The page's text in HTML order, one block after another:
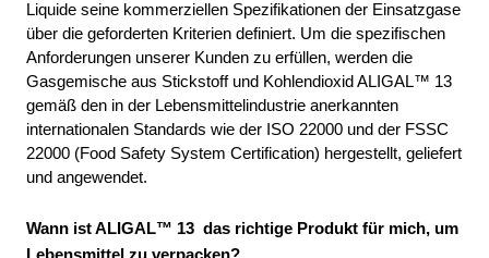
Liquide seine kommerziellen Spezifikationen der Einsatzgase
über die geforderten Kriterien definiert. Um die spezifischen
Anforderungen unserer Kunden zu erfüllen, werden die
Gasgemische aus Stickstoff und Kohlendioxid ALIGAL™ 13
gemäß den in der Lebensmittelindustrie anerkannten
internationalen Standards wie der ISO 22000 und der FSSC
22000 (Food Safety System Certification) hergestellt, geliefert
und angewendet.
Wann ist ALIGAL™ 13  das richtige Produkt für mich, um